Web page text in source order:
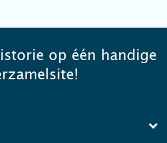
op één handige